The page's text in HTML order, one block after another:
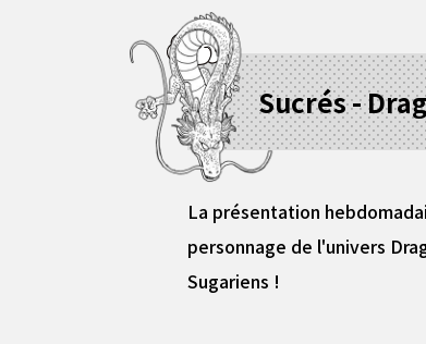
Sucrés -
La présentation
personnage de l'univers
Sugariens !